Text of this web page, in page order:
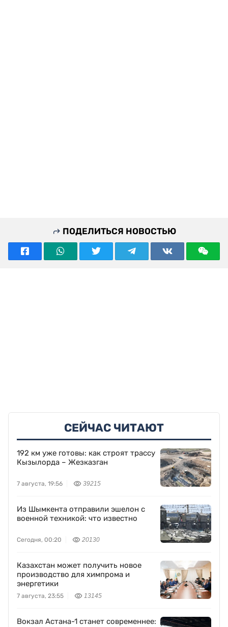
ПОДЕЛИТЬСЯ НОВОСТЬЮ
СЕЙЧАС ЧИТАЮТ
192 км уже готовы: как строят трассу
Кызылорда – Жезказган
7 августа, 19:56 39215
Из Шымкента отправили эшелон с
военной техникой: что известно
Сегодня, 00:20 20130
Казахстан может получить новое
производство для химпрома и
энергетики
7 августа, 23:55 13145
Вокзал Астана-1 станет современнее: